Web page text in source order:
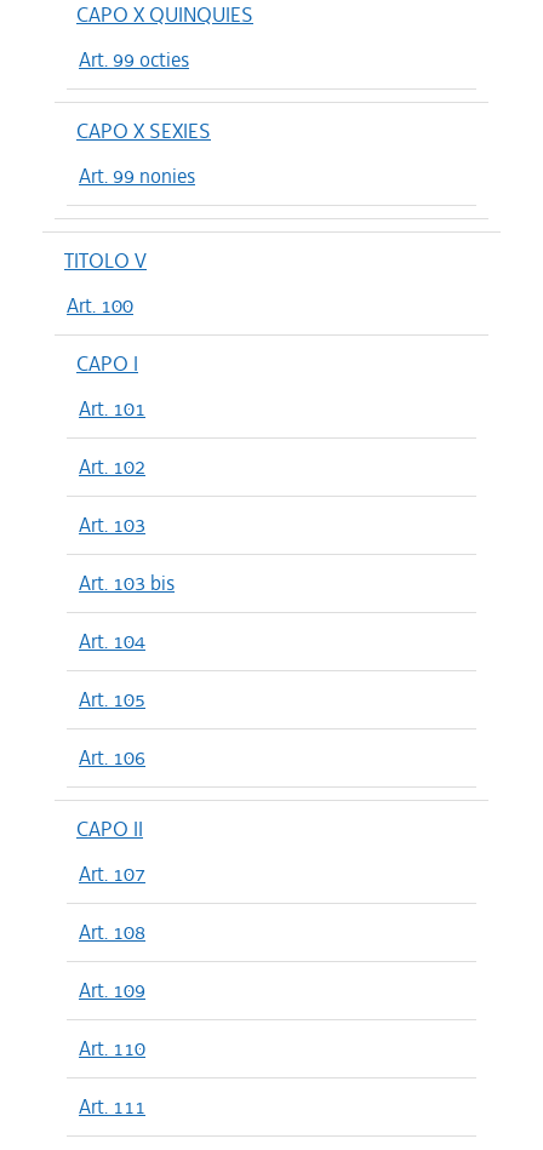
CAPO X QUINQUIES
Art. 99 octies
CAPO X SEXIES
Art. 99 nonies
TITOLO V
Art. 100
CAPO I
Art. 101
Art. 102
Art. 103
Art. 103 bis
Art. 104
Art. 105
Art. 106
CAPO II
Art. 107
Art. 108
Art. 109
Art. 110
Art. 111